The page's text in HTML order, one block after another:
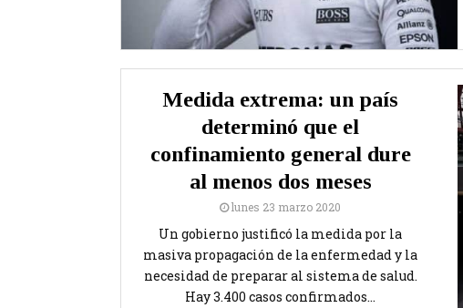
Medida extrema: un país
determinó que el
confinamiento general dure
al menos dos meses
lunes 23 marzo 2020
Un gobierno justificó la medida por la
masiva propagación de la enfermedad y la
necesidad de preparar al sistema de salud.
Hay 3.400 casos confirmados...